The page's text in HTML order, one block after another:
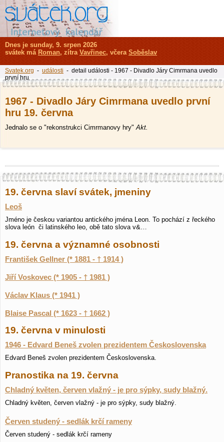
1967 - Divadlo Járy Cimrmana uvedlo první
hru 19. června
Jednalo se o "rekonstrukci Cimrmanovy hry"Akt.
19. června slaví svátek, jmeniny
Leoš
Jméno je českou variantou antického jména Leon. To pochází z řeckého
slova león či latinského leo, obě tato slova v&…
19. června a významné osobnosti
František Gellner (* 1881 - † 1914 )
Jiří Voskovec (* 1905 - † 1981 )
Václav Klaus (* 1941 )
Blaise Pascal (* 1623 - † 1662 )
19. června v minulosti
1946 - Edvard Beneš zvolen prezidentem Československa
Edvard Beneš zvolen prezidentem Československa.
Pranostika na 19. června
Chladný květen, červen vlažný - je pro sýpky, sudy blažný.
Chladný květen, červen vlažný - je pro sýpky, sudy blažný.
Červen studený - sedlák krčí rameny
Červen studený - sedlák krčí rameny
Dnes je sunday, 9. srpen 2026
svátek má Roman, zítra Vavřinec, včera Soběslav
Svatek.org - události - detail události - 1967 - Divadlo Járy Cimrmana uvedlo
první hru